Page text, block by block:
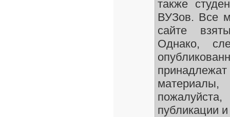
также
ВУЗов. Все
сайте
Однако,
публикации